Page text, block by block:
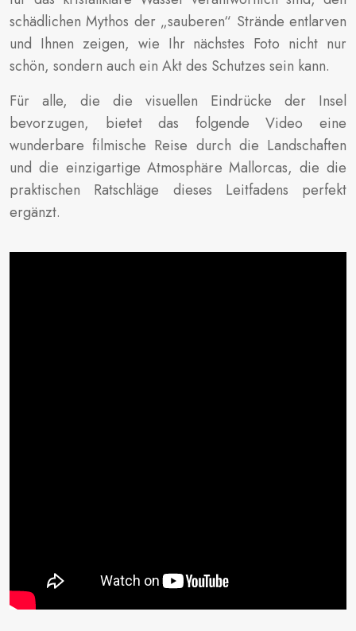
schädlichen Mythos der „sauberen“ Strände entlarven
und Ihnen zeigen, wie Ihr nächstes Foto nicht nur
schön, sondern auch ein Akt des Schutzes sein kann.
Für alle, die die visuellen Eindrücke der Insel
bevorzugen, bietet das folgende Video eine
wunderbare filmische Reise durch die Landschaften
und die einzigartige Atmosphäre Mallorcas, die die
praktischen Ratschläge dieses Leitfadens perfekt
ergänzt.